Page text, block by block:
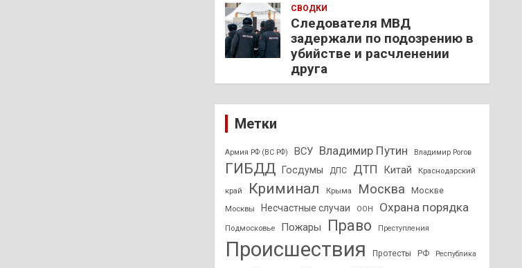
СВОДКИ
Следователя МВД
задержали по подозрению в
убийстве и расчленении
друга
Метки
Армия РФ (ВС РФ) ВСУ Владимир Путин Владимир Рогов
ГИБДД Госдумы ДПС ДТП Китай Краснодарский
край Криминал Крыма Москва Москве
Москвы Несчастные случаи ООН Охрана порядка
Подмосковье Пожары Право Преступления
Происшествия Протесты РФ Республика